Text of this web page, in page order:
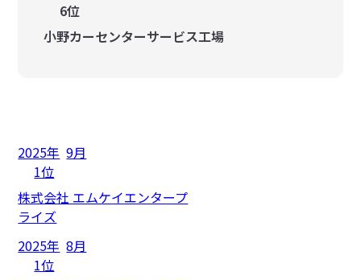
6位
小野カーセンターサービス工場
2025年 9月
1位
株式会社 エムケイエンタープ
ライズ
2025年 8月
1位